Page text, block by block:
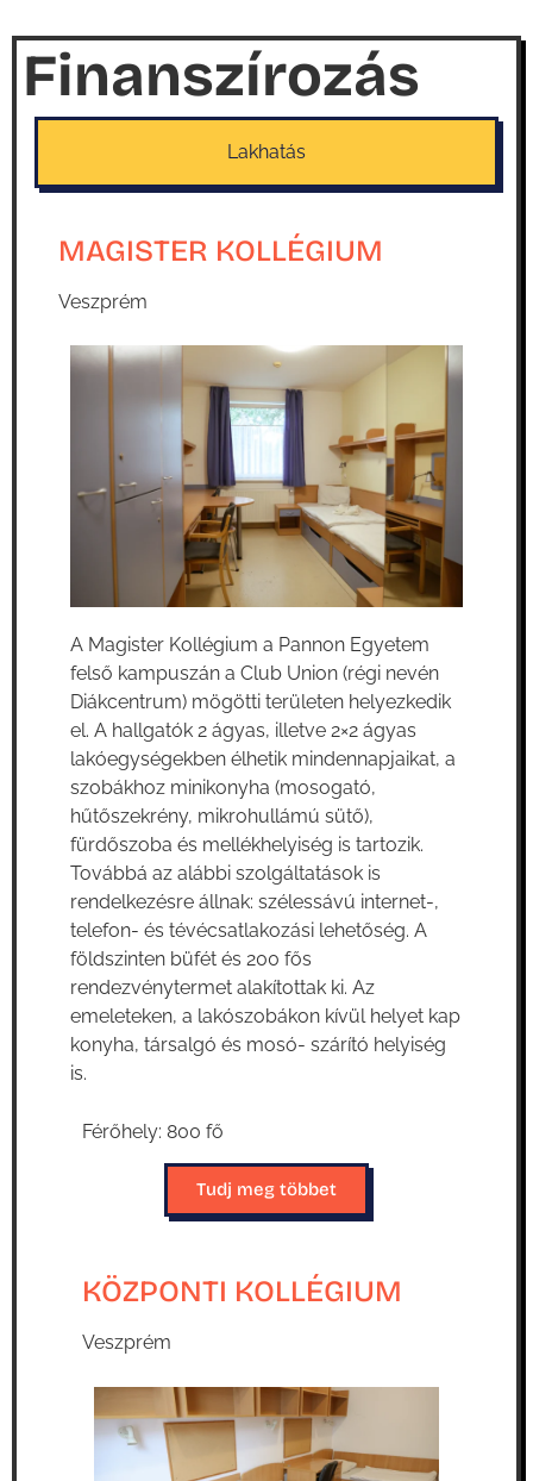
Finanszírozás
Lakhatás
MAGISTER KOLLÉGIUM
Veszprém
A Magister Kollégium a Pannon Egyetem
felső kampuszán a Club Union (régi nevén
Diákcentrum) mögötti területen helyezkedik
el. A hallgatók 2 ágyas, illetve 2×2 ágyas
lakóegységekben élhetik mindennapjaikat, a
szobákhoz minikonyha (mosogató,
hűtőszekrény, mikrohullámú sütő),
fürdőszoba és mellékhelyiség is tartozik.
Továbbá az alábbi szolgáltatások is
rendelkezésre állnak: szélessávú internet-,
telefon- és tévécsatlakozási lehetőség. A
földszinten büfét és 200 fős
rendezvénytermet alakítottak ki. Az
emeleteken, a lakószobákon kívül helyet kap
konyha, társalgó és mosó- szárító helyiség
is.
Férőhely: 800 fő
Tudj meg többet
KÖZPONTI KOLLÉGIUM
Veszprém